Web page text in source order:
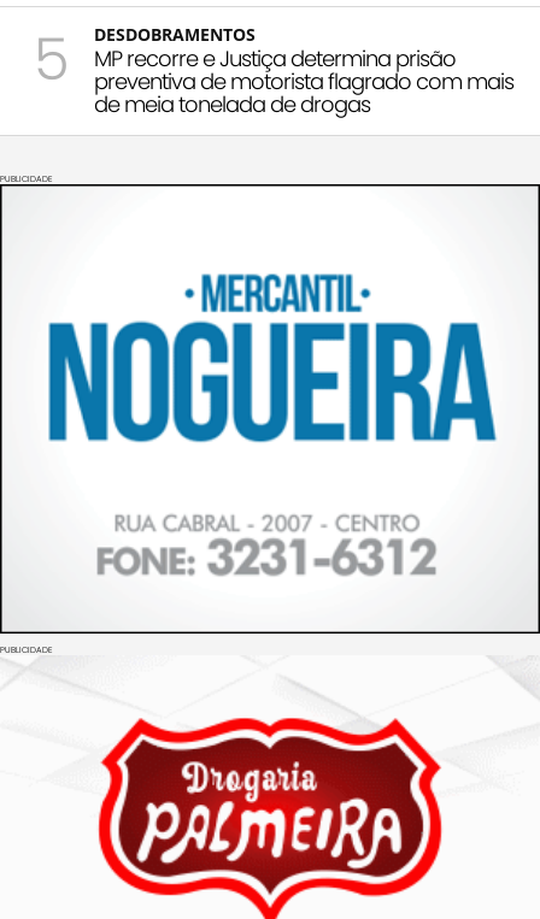
5 DESDOBRAMENTOS
MP recorre e Justiça determina prisão
preventiva de motorista flagrado com mais
de meia tonelada de drogas
PUBLICIDADE
PUBLICIDADE